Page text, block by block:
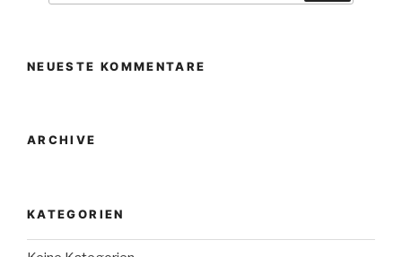
NEUESTE KOMMENTARE
ARCHIVE
KATEGORIEN